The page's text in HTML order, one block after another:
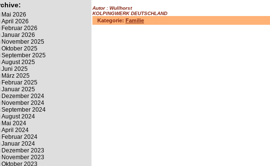
Mai 2026
April 2026
Februar 2026
Januar 2026
November 2025
Oktober 2025
September 2025
August 2025
Juni 2025
März 2025
Februar 2025
Januar 2025
Dezember 2024
November 2024
September 2024
August 2024
Mai 2024
April 2024
Februar 2024
Januar 2024
Dezember 2023
November 2023
Oktober 2023
Autor : Wullhorst
KOLPINGWERK DEUTSCHLAND
Kategorie: Familie